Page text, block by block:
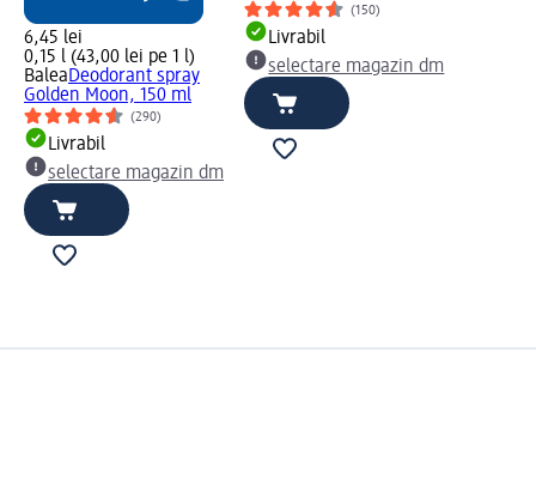
6,45 lei
0,15 l (43,00 lei pe 1 l)
BaleaDeodorant spray
Golden Moon, 150 ml
(290)
Livrabil
selectare magazin dm
(150)
Livrabil
selectare magazin dm